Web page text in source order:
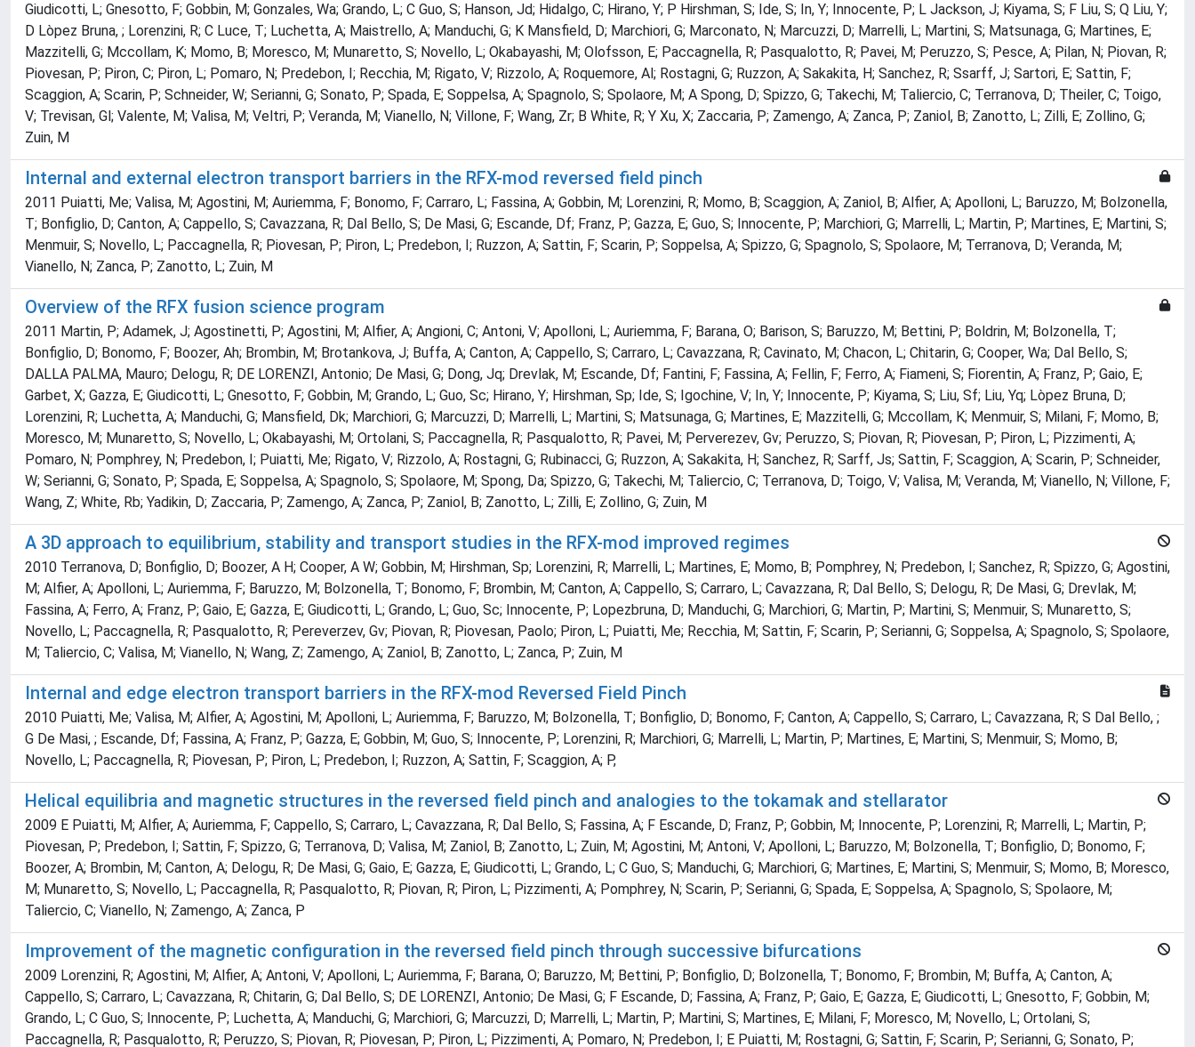
Giudicotti, L; Gnesotto, F; Gobbin, M; Gonzales, Wa; Grando, L; C Guo, S; Hanson, Jd; Hidalgo, C; Hirano, Y; P Hirshman, S; Ide, S; In, Y; Innocente, P; L Jackson, J; Kiyama, S; F Liu, S; Q Liu, Y;
D Lòpez Bruna, ; Lorenzini, R; C Luce, T; Luchetta, A; Maistrello, A; Manduchi, G; K Mansfield, D; Marchiori, G; Marconato, N; Marcuzzi, D; Marrelli, L; Martini, S; Matsunaga, G; Martines, E;
Mazzitelli, G; Mccollam, K; Momo, B; Moresco, M; Munaretto, S; Novello, L; Okabayashi, M; Olofsson, E; Paccagnella, R; Pasqualotto, R; Pavei, M; Peruzzo, S; Pesce, A; Pilan, N; Piovan, R;
Piovesan, P; Piron, C; Piron, L; Pomaro, N; Predebon, I; Recchia, M; Rigato, V; Rizzolo, A; Roquemore, Al; Rostagni, G; Ruzzon, A; Sakakita, H; Sanchez, R; Ssarff, J; Sartori, E; Sattin, F;
Scaggion, A; Scarin, P; Schneider, W; Serianni, G; Sonato, P; Spada, E; Soppelsa, A; Spagnolo, S; Spolaore, M; A Spong, D; Spizzo, G; Takechi, M; Taliercio, C; Terranova, D; Theiler, C; Toigo,
V; Trevisan, Gl; Valente, M; Valisa, M; Veltri, P; Veranda, M; Vianello, N; Villone, F; Wang, Zr; B White, R; Y Xu, X; Zaccaria, P; Zamengo, A; Zanca, P; Zaniol, B; Zanotto, L; Zilli, E; Zollino, G;
Zuin, M
Internal and external electron transport barriers in the RFX-mod reversed field pinch
2011 Puiatti, Me; Valisa, M; Agostini, M; Auriemma, F; Bonomo, F; Carraro, L; Fassina, A; Gobbin, M; Lorenzini, R; Momo, B; Scaggion, A; Zaniol, B; Alfier, A; Apolloni, L; Baruzzo, M; Bolzonella,
T; Bonfiglio, D; Canton, A; Cappello, S; Cavazzana, R; Dal Bello, S; De Masi, G; Escande, Df; Franz, P; Gazza, E; Guo, S; Innocente, P; Marchiori, G; Marrelli, L; Martin, P; Martines, E; Martini, S;
Menmuir, S; Novello, L; Paccagnella, R; Piovesan, P; Piron, L; Predebon, I; Ruzzon, A; Sattin, F; Scarin, P; Soppelsa, A; Spizzo, G; Spagnolo, S; Spolaore, M; Terranova, D; Veranda, M;
Vianello, N; Zanca, P; Zanotto, L; Zuin, M
Overview of the RFX fusion science program
2011 Martin, P; Adamek, J; Agostinetti, P; Agostini, M; Alfier, A; Angioni, C; Antoni, V; Apolloni, L; Auriemma, F; Barana, O; Barison, S; Baruzzo, M; Bettini, P; Boldrin, M; Bolzonella, T;
Bonfiglio, D; Bonomo, F; Boozer, Ah; Brombin, M; Brotankova, J; Buffa, A; Canton, A; Cappello, S; Carraro, L; Cavazzana, R; Cavinato, M; Chacon, L; Chitarin, G; Cooper, Wa; Dal Bello, S;
DALLA PALMA, Mauro; Delogu, R; DE LORENZI, Antonio; De Masi, G; Dong, Jq; Drevlak, M; Escande, Df; Fantini, F; Fassina, A; Fellin, F; Ferro, A; Fiameni, S; Fiorentin, A; Franz, P; Gaio, E;
Garbet, X; Gazza, E; Giudicotti, L; Gnesotto, F; Gobbin, M; Grando, L; Guo, Sc; Hirano, Y; Hirshman, Sp; Ide, S; Igochine, V; In, Y; Innocente, P; Kiyama, S; Liu, Sf; Liu, Yq; Lòpez Bruna, D;
Lorenzini, R; Luchetta, A; Manduchi, G; Mansfield, Dk; Marchiori, G; Marcuzzi, D; Marrelli, L; Martini, S; Matsunaga, G; Martines, E; Mazzitelli, G; Mccollam, K; Menmuir, S; Milani, F; Momo, B;
Moresco, M; Munaretto, S; Novello, L; Okabayashi, M; Ortolani, S; Paccagnella, R; Pasqualotto, R; Pavei, M; Perverezev, Gv; Peruzzo, S; Piovan, R; Piovesan, P; Piron, L; Pizzimenti, A;
Pomaro, N; Pomphrey, N; Predebon, I; Puiatti, Me; Rigato, V; Rizzolo, A; Rostagni, G; Rubinacci, G; Ruzzon, A; Sakakita, H; Sanchez, R; Sarff, Js; Sattin, F; Scaggion, A; Scarin, P; Schneider,
W; Serianni, G; Sonato, P; Spada, E; Soppelsa, A; Spagnolo, S; Spolaore, M; Spong, Da; Spizzo, G; Takechi, M; Taliercio, C; Terranova, D; Toigo, V; Valisa, M; Veranda, M; Vianello, N; Villone, F;
Wang, Z; White, Rb; Yadikin, D; Zaccaria, P; Zamengo, A; Zanca, P; Zaniol, B; Zanotto, L; Zilli, E; Zollino, G; Zuin, M
A 3D approach to equilibrium, stability and transport studies in the RFX-mod improved regimes
2010 Terranova, D; Bonfiglio, D; Boozer, A H; Cooper, A W; Gobbin, M; Hirshman, Sp; Lorenzini, R; Marrelli, L; Martines, E; Momo, B; Pomphrey, N; Predebon, I; Sanchez, R; Spizzo, G; Agostini,
M; Alfier, A; Apolloni, L; Auriemma, F; Baruzzo, M; Bolzonella, T; Bonomo, F; Brombin, M; Canton, A; Cappello, S; Carraro, L; Cavazzana, R; Dal Bello, S; Delogu, R; De Masi, G; Drevlak, M;
Fassina, A; Ferro, A; Franz, P; Gaio, E; Gazza, E; Giudicotti, L; Grando, L; Guo, Sc; Innocente, P; Lopezbruna, D; Manduchi, G; Marchiori, G; Martin, P; Martini, S; Menmuir, S; Munaretto, S;
Novello, L; Paccagnella, R; Pasqualotto, R; Pereverzev, Gv; Piovan, R; Piovesan, Paolo; Piron, L; Puiatti, Me; Recchia, M; Sattin, F; Scarin, P; Serianni, G; Soppelsa, A; Spagnolo, S; Spolaore,
M; Taliercio, C; Valisa, M; Vianello, N; Wang, Z; Zamengo, A; Zaniol, B; Zanotto, L; Zanca, P; Zuin, M
Internal and edge electron transport barriers in the RFX-mod Reversed Field Pinch
2010 Puiatti, Me; Valisa, M; Alfier, A; Agostini, M; Apolloni, L; Auriemma, F; Baruzzo, M; Bolzonella, T; Bonfiglio, D; Bonomo, F; Canton, A; Cappello, S; Carraro, L; Cavazzana, R; S Dal Bello, ;
G De Masi, ; Escande, Df; Fassina, A; Franz, P; Gazza, E; Gobbin, M; Guo, S; Innocente, P; Lorenzini, R; Marchiori, G; Marrelli, L; Martin, P; Martines, E; Martini, S; Menmuir, S; Momo, B;
Novello, L; Paccagnella, R; Piovesan, P; Piron, L; Predebon, I; Ruzzon, A; Sattin, F; Scaggion, A; P,
Helical equilibria and magnetic structures in the reversed field pinch and analogies to the tokamak and stellarator
2009 E Puiatti, M; Alfier, A; Auriemma, F; Cappello, S; Carraro, L; Cavazzana, R; Dal Bello, S; Fassina, A; F Escande, D; Franz, P; Gobbin, M; Innocente, P; Lorenzini, R; Marrelli, L; Martin, P;
Piovesan, P; Predebon, I; Sattin, F; Spizzo, G; Terranova, D; Valisa, M; Zaniol, B; Zanotto, L; Zuin, M; Agostini, M; Antoni, V; Apolloni, L; Baruzzo, M; Bolzonella, T; Bonfiglio, D; Bonomo, F;
Boozer, A; Brombin, M; Canton, A; Delogu, R; De Masi, G; Gaio, E; Gazza, E; Giudicotti, L; Grando, L; C Guo, S; Manduchi, G; Marchiori, G; Martines, E; Martini, S; Menmuir, S; Momo, B; Moresco,
M; Munaretto, S; Novello, L; Paccagnella, R; Pasqualotto, R; Piovan, R; Piron, L; Pizzimenti, A; Pomphrey, N; Scarin, P; Serianni, G; Spada, E; Soppelsa, A; Spagnolo, S; Spolaore, M;
Taliercio, C; Vianello, N; Zamengo, A; Zanca, P
Improvement of the magnetic configuration in the reversed field pinch through successive bifurcations
2009 Lorenzini, R; Agostini, M; Alfier, A; Antoni, V; Apolloni, L; Auriemma, F; Barana, O; Baruzzo, M; Bettini, P; Bonfiglio, D; Bolzonella, T; Bonomo, F; Brombin, M; Buffa, A; Canton, A;
Cappello, S; Carraro, L; Cavazzana, R; Chitarin, G; Dal Bello, S; DE LORENZI, Antonio; De Masi, G; F Escande, D; Fassina, A; Franz, P; Gaio, E; Gazza, E; Giudicotti, L; Gnesotto, F; Gobbin, M;
Grando, L; C Guo, S; Innocente, P; Luchetta, A; Manduchi, G; Marchiori, G; Marcuzzi, D; Marrelli, L; Martin, P; Martini, S; Martines, E; Milani, F; Moresco, M; Novello, L; Ortolani, S;
Paccagnella, R; Pasqualotto, R; Peruzzo, S; Piovan, R; Piovesan, P; Piron, L; Pizzimenti, A; Pomaro, N; Predebon, I; E Puiatti, M; Rostagni, G; Sattin, F; Scarin, P; Serianni, G; Sonato, P;